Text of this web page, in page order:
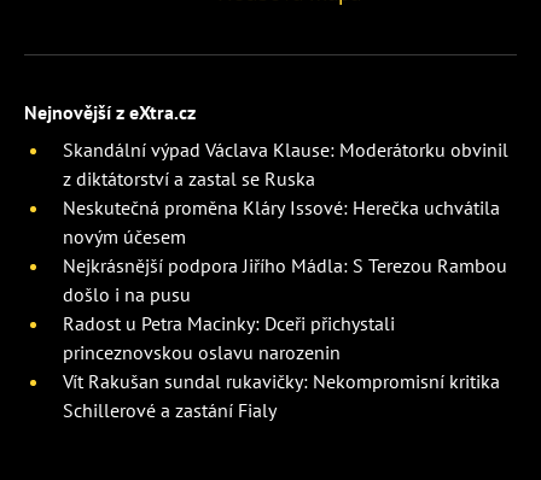
Nejnovější z eXtra.cz
Skandální výpad Václava Klause: Moderátorku obvinil
z diktátorství a zastal se Ruska
Neskutečná proměna Kláry Issové: Herečka uchvátila
novým účesem
Nejkrásnější podpora Jiřího Mádla: S Terezou Rambou
došlo i na pusu
Radost u Petra Macinky: Dceři přichystali
princeznovskou oslavu narozenin
Vít Rakušan sundal rukavičky: Nekompromisní kritika
Schillerové a zastání Fialy